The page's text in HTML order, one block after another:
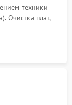
техники
Очистка плат,
и замыканий.